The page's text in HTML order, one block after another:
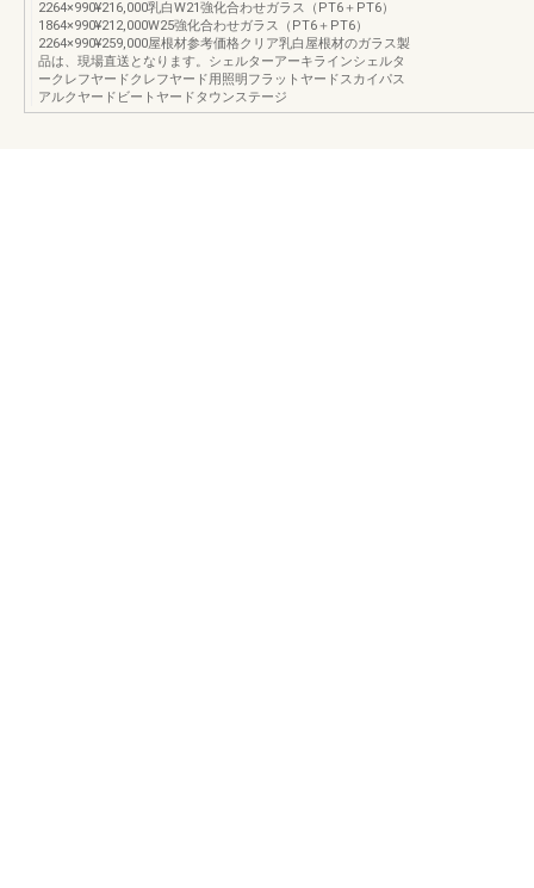
2264×990¥216,000乳白W21強化合わせガラス（PT6＋PT6）
1864×990¥212,000W25強化合わせガラス（PT6＋PT6）
2264×990¥259,000屋根材参考価格クリア乳白屋根材のガラス製
品は、現場直送となります。シェルターアーキラインシェルタ
ークレフヤードクレフヤード用照明フラットヤードスカイパス
アルクヤードビートヤードタウンステージ